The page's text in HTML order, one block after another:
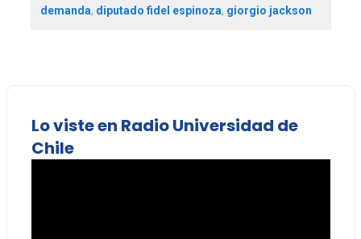
demanda, diputado fidel espinoza, giorgio jackson
Lo viste en Radio Universidad de
Chile